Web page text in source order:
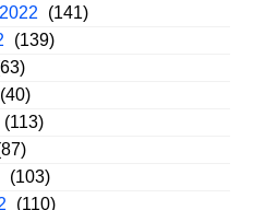
(141)
(139)
(40)
(113)
(103)
(110)